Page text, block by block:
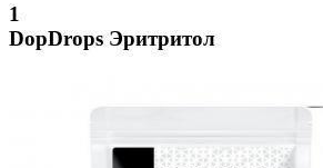
1
DopDrops Эритритол